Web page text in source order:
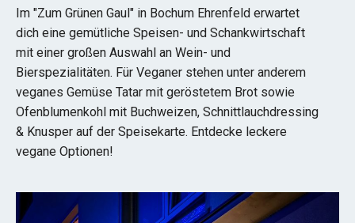
Im "Zum Grünen Gaul" in Bochum Ehrenfeld erwartet
dich eine gemütliche Speisen- und Schankwirtschaft
mit einer großen Auswahl an Wein- und
Bierspezialitäten. Für Veganer stehen unter anderem
veganes Gemüse Tatar mit geröstetem Brot sowie
Ofenblumenkohl mit Buchweizen, Schnittlauchdressing
& Knusper auf der Speisekarte. Entdecke leckere
vegane Optionen!